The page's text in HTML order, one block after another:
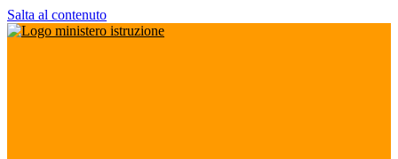
Salta al contenuto